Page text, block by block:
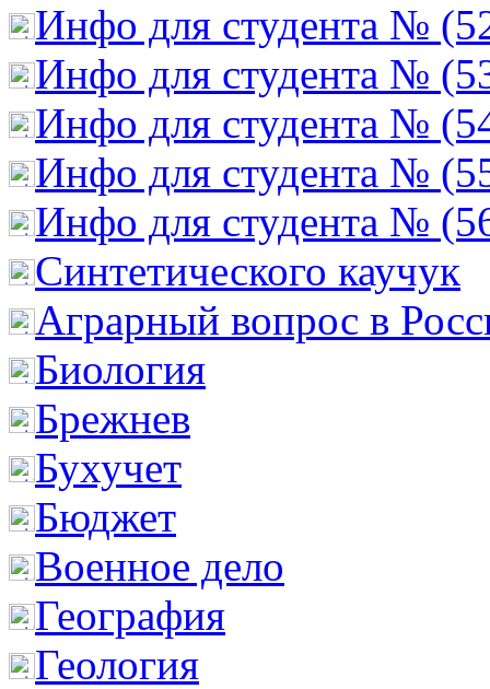
Инфо для студента №
Инфо для студента №
Инфо для студента №
Инфо для студента №
Инфо для студента №
Cинтетического каучук
Аграрный вопрос в
Биология
Брежнев
Бухучет
Бюджет
Военное дело
География
Геология